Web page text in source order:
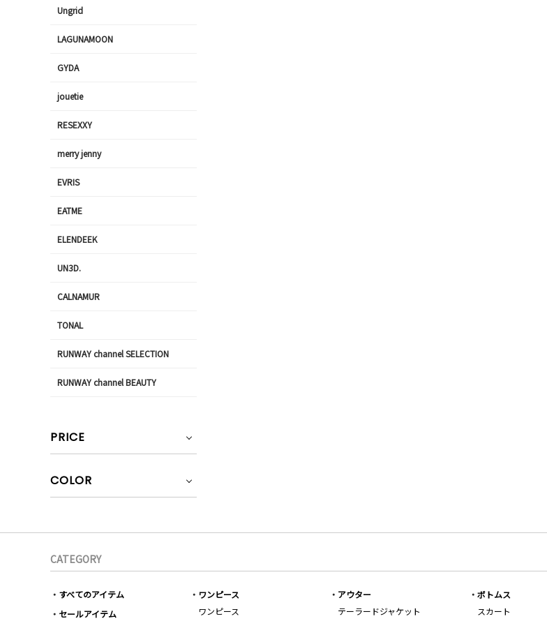
Ungrid
LAGUNAMOON
GYDA
jouetie
RESEXXY
merry jenny
EVRIS
EATME
ELENDEEK
UN3D.
CALNAMUR
TONAL
RUNWAY channel SELECTION
RUNWAY channel BEAUTY
PRICE
COLOR
CATEGORY
すべてのアイテム
セールアイテム
ワンピース
ワンピース
アウター
テーラードジャケット
ボトムス
スカート